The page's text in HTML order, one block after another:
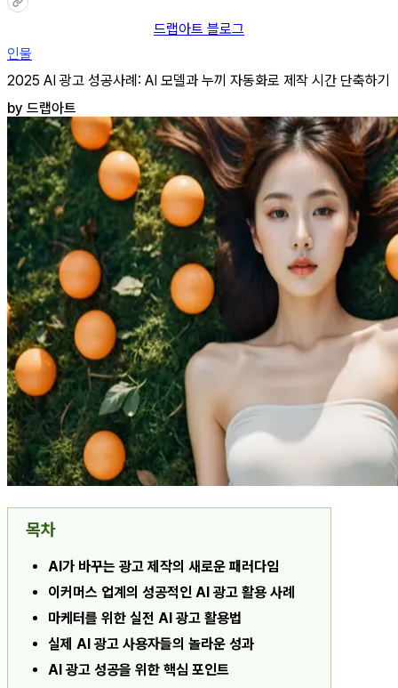
드랩아트 블로그
인물
2025 AI 광고 성공사례: AI 모델과 누끼 자동화로 제작 시간 단축하기
by 드랩아트
목차
AI가 바꾸는 광고 제작의 새로운 패러다임
이커머스 업계의 성공적인 AI 광고 활용 사례
마케터를 위한 실전 AI 광고 활용법
실제 AI 광고 사용자들의 놀라운 성과
AI 광고 성공을 위한 핵심 포인트